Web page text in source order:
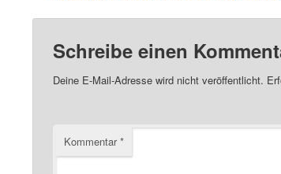
Schreibe einen
Deine E-Mail-Adresse wird nicht veröffentlicht.
Kommentar*